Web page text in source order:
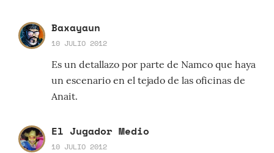
Baxayaun
10 JULIO 2012
Es un detallazo por parte de Namco que haya
un escenario en el tejado de las oficinas de
Anait.
El Jugador Medio
10 JULIO 2012